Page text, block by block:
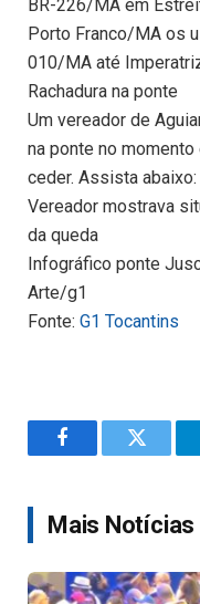
BR-226/MA em
Porto Franco/MA os
010/MA até
Rachadura na ponte
Um vereador de
na ponte no
ceder. Assista abaixo:
Vereador mostrava
da queda
Infográfico ponte
Arte/g1
Fonte: G1 Tocantins
FacebookTwitter
Mais Notícias